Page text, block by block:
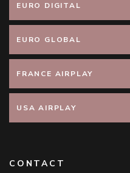
EURO DIGITAL
EURO GLOBAL
FRANCE AIRPLAY
USA AIRPLAY
CONTACT